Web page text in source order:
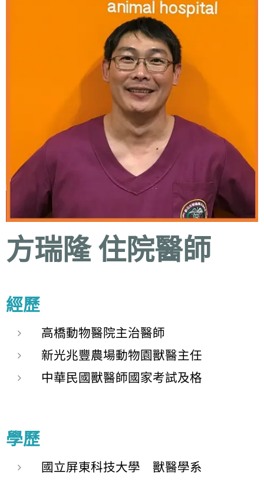
方瑞隆 住院醫師
經歷
高橋動物醫院主治醫師
新光兆豐農場動物園獸醫主任
中華民國獸醫師國家考試及格
學歷
國立屏東科技大學 獸醫學系